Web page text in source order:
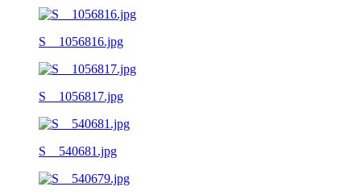
S__1056816.jpg
S__1056817.jpg
S__540681.jpg